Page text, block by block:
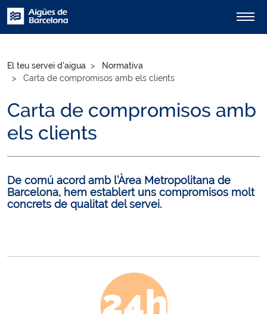
El teu servei d'aigua
Normativa
Carta de compromisos amb els clients
Carta de compromisos amb
els clients
De comú acord amb l’Àrea Metropolitana de
Barcelona, hem establert uns compromisos molt
concrets de qualitat del servei.